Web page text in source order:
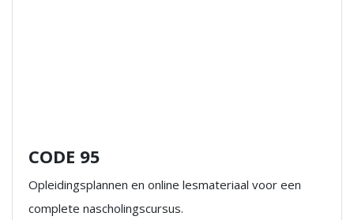
CODE 95
Opleidingsplannen en online lesmateriaal voor een
complete nascholingscursus.